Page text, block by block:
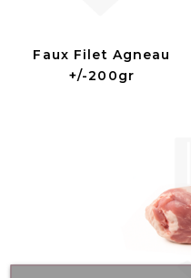
Faux Filet Agneau
+/-200gr